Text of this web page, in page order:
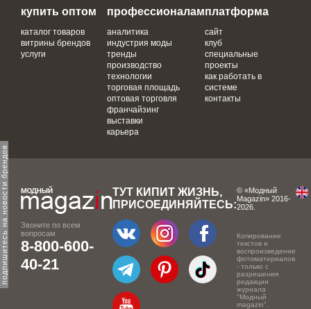
подпишитесь на новости брендов
купить оптом
каталог товаров
витрины брендов
услуги
профессионалам
аналитика
индустрия моды
тренды
производство
технологии
торговая площадь
оптовая торговля
франчайзинг
выставки
карьера
платформа
сайт
клуб
специальные
проекты
как работать в
системе
контакты
Звоните по всем
вопросам
8-800-600-
40-21
ТУТ КИПИТ ЖИЗНЬ,
ПРИСОЕДИНЯЙТЕСЬ:
© «Модный
Magazin» 2016-
2026.
Копирование
текстов и
воспроизведение
фотоматериалов
- только с
разрешения
редакции
журнала
"Модный
magazin".